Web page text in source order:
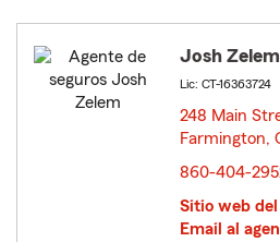
Josh Zelem
Lic: CT-16363724
248 Main
Farmington,
860-404-
Sitio web
Email al